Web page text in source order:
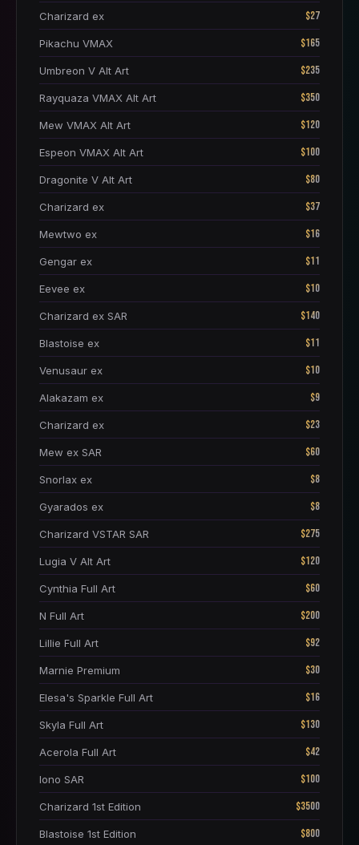
Charizard ex $27
Pikachu VMAX $165
Umbreon V Alt Art $235
Rayquaza VMAX Alt Art $350
Mew VMAX Alt Art $120
Espeon VMAX Alt Art $100
Dragonite V Alt Art $80
Charizard ex $37
Mewtwo ex $16
Gengar ex $11
Eevee ex $10
Charizard ex SAR $140
Blastoise ex $11
Venusaur ex $10
Alakazam ex $9
Charizard ex $23
Mew ex SAR $60
Snorlax ex $8
Gyarados ex $8
Charizard VSTAR SAR $275
Lugia V Alt Art $120
Cynthia Full Art $60
N Full Art $200
Lillie Full Art $92
Marnie Premium $30
Elesa's Sparkle Full Art $16
Skyla Full Art $130
Acerola Full Art $42
Iono SAR $100
Charizard 1st Edition $3500
Blastoise 1st Edition $800